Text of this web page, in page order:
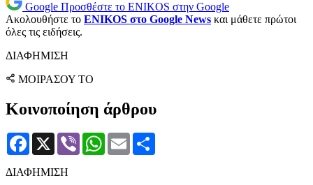
Google Προσθέστε το ENIKOS στην Google
Ακολουθήστε το ENIKOS στο Google News και μάθετε πρώτοι
όλες τις ειδήσεις.
ΔΙΑΦΗΜΙΣΗ
ΜΟΙΡΑΣΟΥ ΤΟ
Κοινοποίηση άρθρου
Facebook
X Viber WhatsApp
Email
ΔΙΑΦΗΜΙΣΗ